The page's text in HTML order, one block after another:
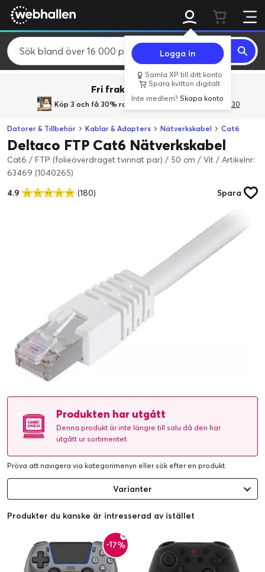
Logga in
Samla XP till ditt konto
Spara kvitton digitalt
Inte medlem?Skapa konto
Fri frakt över 800 kr.
Köp 3 och få 30% rabatt med rabattkoden 3Gives30
Datorer & Tillbehör Kablar & Adapters Nätverkskabel Cat6
Deltaco FTP Cat6 Nätverkskabel
Cat6 / FTP (folieöverdraget tvinnat par) / 50 cm / Vit / Artikelnr:
63469 (1040265)
4.9
(180) Spara
Produkten har utgått
Denna produkt är inte längre till salu då den har
utgått ur sortimentet.
Pröva att navigera via kategorimenyn eller sök efter en produkt.
Varianter
Produkter du kanske är intresserad av istället
-17%